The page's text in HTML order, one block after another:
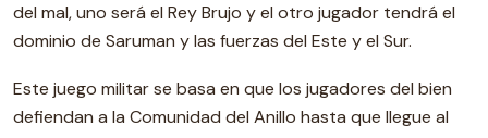
del mal, uno será el Rey Brujo y el otro jugador tendrá el
dominio de Saruman y las fuerzas del Este y el Sur.
Este juego militar se basa en que los jugadores del bien
defiendan a la Comunidad del Anillo hasta que llegue al